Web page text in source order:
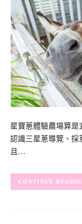
星寶蔥體驗農場算是
認識三星蔥導覽、採
且…
CONTINUE